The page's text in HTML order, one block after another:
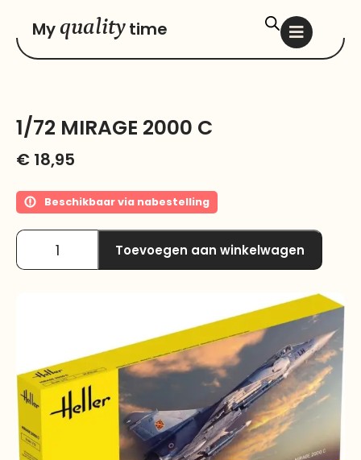
Myquality time
1/72 MIRAGE 2000 C
€ 18,95
Beschikbaar via nabestelling
Toevoegen aan winkelwagen